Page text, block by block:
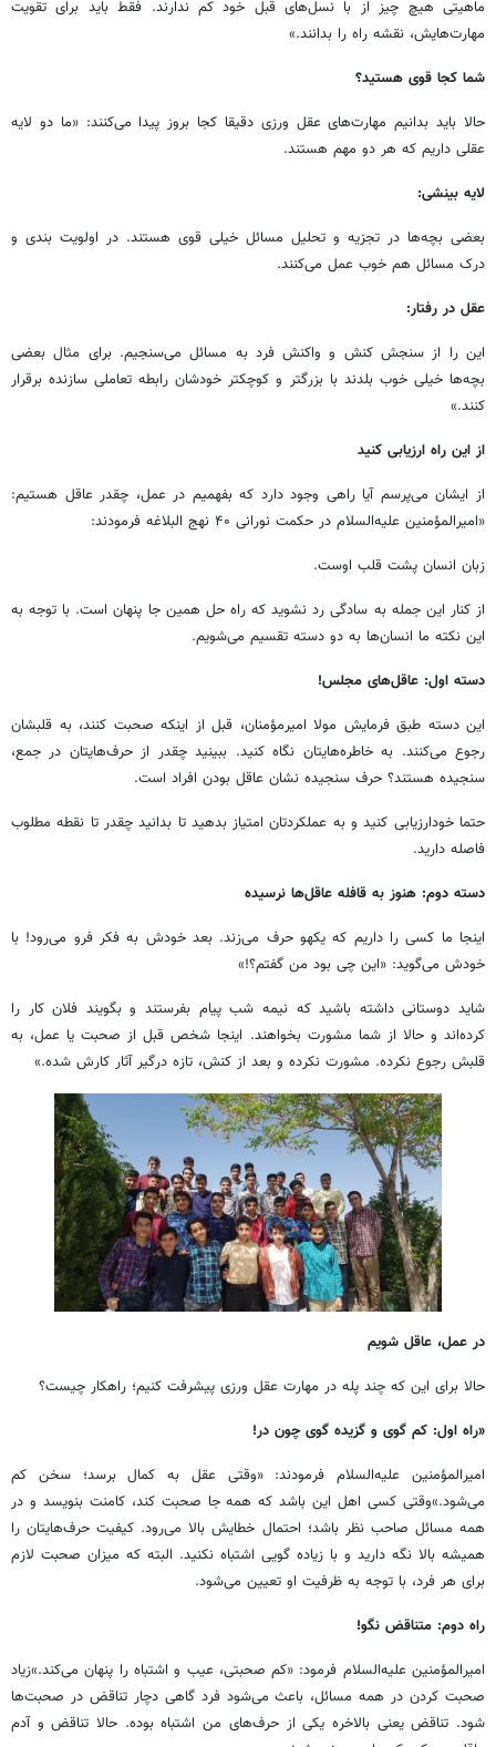
ماهیتی هیچ چیز از با نسل‌های قبل خود کم ندارند. فقط باید برای تقویت
مهارت‌هایش، نقشه راه را بدانند.»
شما کجا قوی هستید؟
حالا باید بدانیم مهارت‌های عقل ورزی دقیقا کجا بروز پیدا می‌کنند: «ما دو لایه
عقلی داریم که هر دو مهم هستند.
لایه بینشی:
بعضی بچه‌ها در تجزیه و تحلیل مسائل خیلی قوی هستند. در اولویت بندی و
درک مسائل هم خوب عمل می‌کنند.
عقل در رفتار:
این را از سنجش کنش و واکنش فرد به مسائل می‌سنجیم. برای مثال بعضی
بچه‌ها خیلی خوب بلدند با بزرگتر و کوچکتر خودشان رابطه تعاملی سازنده برقرار
کنند.»
از این راه ارزیابی کنید
از ایشان می‌پرسم آیا راهی وجود دارد که بفهمیم در عمل، چقدر عاقل هستیم:
«امیرالمؤمنین علیه‌السلام در حکمت نورانی ۴۰ نهج البلاغه فرمودند:
زبان انسان پشت قلب اوست.
از کنار این جمله به سادگی رد نشوید که راه حل همین جا پنهان است. با توجه به
این نکته ما انسان‌ها به دو دسته تقسیم می‌شویم.
دسته اول: عاقل‌های مجلس!
این دسته طبق فرمایش مولا امیرمؤمنان، قبل از اینکه صحبت کنند، به قلبشان
رجوع می‌کنند. به خاطره‌هایتان نگاه کنید. ببینید چقدر از حرف‌هایتان در جمع،
سنجیده هستند؟ حرف سنجیده نشان عاقل بودن افراد است.
حتما خودارزیابی کنید و به عملکردتان امتیاز بدهید تا بدانید چقدر تا نقطه مطلوب
فاصله دارید.
دسته دوم: هنوز به قافله عاقل‌ها نرسیده
اینجا ما کسی را داریم که یکهو حرف می‌زند. بعد خودش به فکر فرو می‌رود! با
خودش می‌گوید: «این چی بود من گفتم؟!»‌
شاید دوستانی داشته باشید که نیمه شب پیام بفرستند و بگویند فلان کار را
کرده‌اند و حالا از شما مشورت بخواهند. اینجا شخص قبل از صحبت یا عمل، به
قلبش رجوع نکرده. مشورت نکرده و بعد از کنش، تازه درگیر آثار کارش شده.»
در عمل، عاقل شویم
حالا برای این که چند پله در مهارت عقل ورزی پیشرفت کنیم؛ راهکار چیست؟
«راه اول: کم گوی و گزیده گوی چون در!
امیرالمؤمنین علیه‌السلام فرمودند: «وقتی عقل به کمال برسد؛ سخن کم
می‌شود.»وقتی کسی اهل این باشد که همه جا صحبت کند، کامنت بنویسد و در
همه مسائل صاحب نظر باشد؛ احتمال خطایش بالا می‌رود. کیفیت حرف‌هایتان را
همیشه بالا نگه دارید و با زیاده گویی اشتباه نکنید. البته که میزان صحبت لازم
برای هر فرد، با توجه به ظرفیت او تعیین می‌شود.
راه دوم: متناقض نگو!
امیرالمؤمنین علیه‌السلام فرمود: «کم صحبتی، عیب و اشتباه را پنهان می‌کند.»زیاد
صحبت کردن در همه مسائل، باعث می‌شود فرد گاهی دچار تناقض در صحبت‌ها
شود. تناقض یعنی بالاخره یکی از حرف‌های من اشتباه بوده. حالا تناقض و آدم